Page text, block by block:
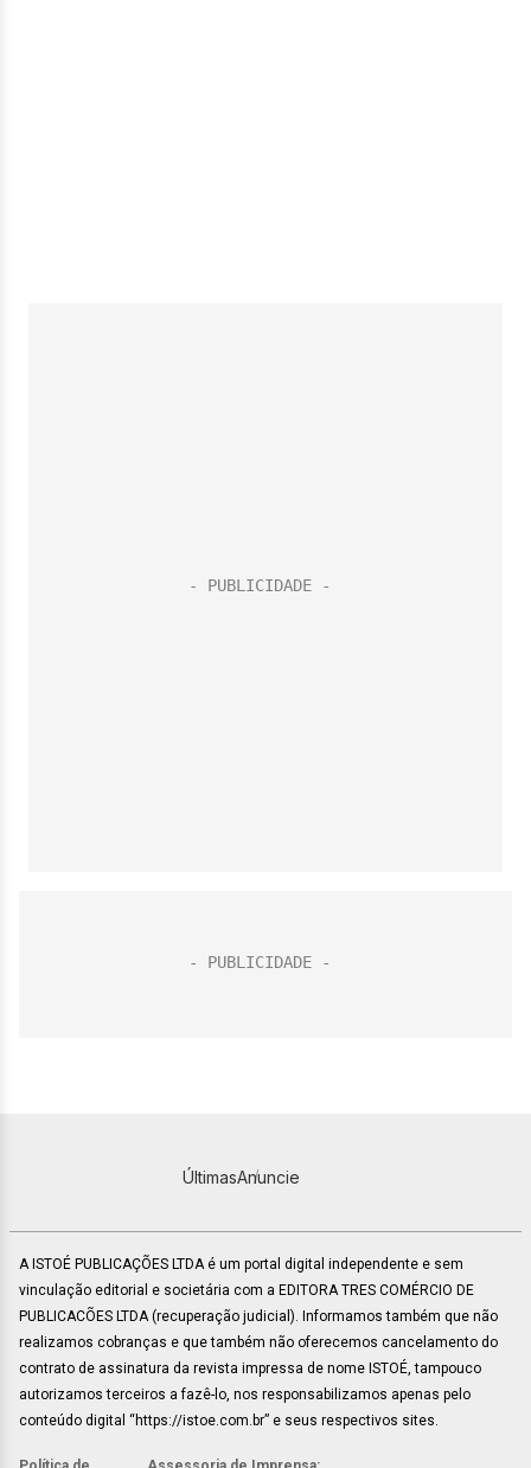
ÚltimasAnuncie
A ISTOÉ PUBLICAÇÕES LTDA é um portal digital independente e sem
vinculação editorial e societária com a EDITORA TRES COMÉRCIO DE
PUBLICACÕES LTDA (recuperação judicial). Informamos também que não
realizamos cobranças e que também não oferecemos cancelamento do
contrato de assinatura da revista impressa de nome ISTOÉ, tampouco
autorizamos terceiros a fazê-lo, nos responsabilizamos apenas pelo
conteúdo digital “https://istoe.com.br” e seus respectivos sites.